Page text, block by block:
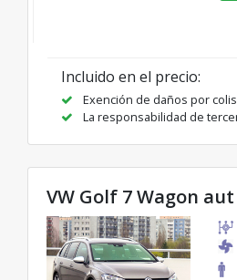
Incluido en el precio:
Exención de daños por
La responsabilidad de
VW Golf 7 Wagon aut